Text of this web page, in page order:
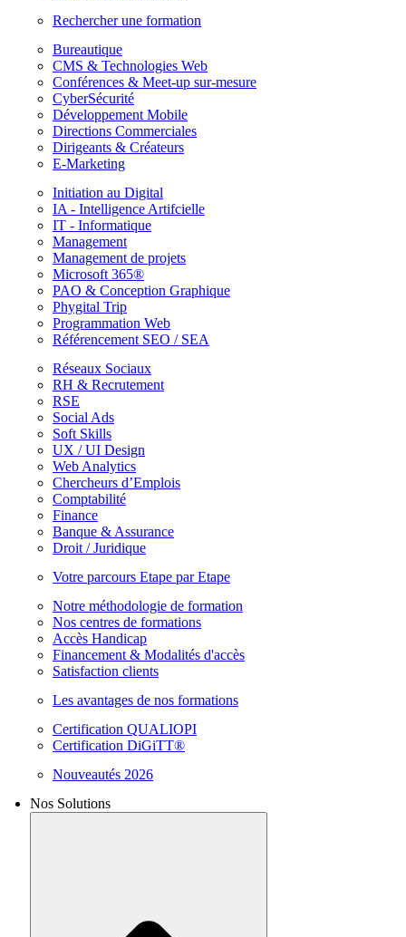
Rechercher une formation
Bureautique
CMS & Technologies Web
Conférences & Meet-up sur-mesure
CyberSécurité
Développement Mobile
Directions Commerciales
Dirigeants & Créateurs
E-Marketing
Initiation au Digital
IA - Intelligence Artifcielle
IT - Informatique
Management
Management de projets
Microsoft 365®
PAO & Conception Graphique
Phygital Trip
Programmation Web
Référencement SEO / SEA
Réseaux Sociaux
RH & Recrutement
RSE
Social Ads
Soft Skills
UX / UI Design
Web Analytics
Chercheurs d’Emplois
Comptabilité
Finance
Banque & Assurance
Droit / Juridique
Votre parcours Etape par Etape
Notre méthodologie de formation
Nos centres de formations
Accès Handicap
Financement & Modalités d'accès
Satisfaction clients
Les avantages de nos formations
Certification QUALIOPI
Certification DiGiTT®
Nouveautés 2026
Nos Solutions